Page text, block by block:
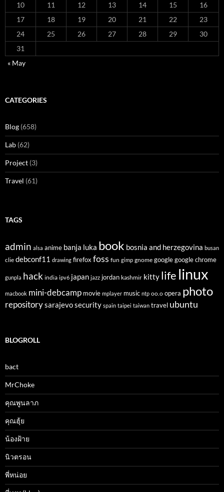
10
11 12 13 14 15
16
17
18 19 20 21 22
23
24
25 26 27 28 29
30
31
« May
CATEGORIES
Blog (658)
Lab (62)
Project (3)
Travel (61)
TAGS
admin alsa anime banja luka book bosnia and herzegovina busan
clie debconf11 drawing firefoxfoss fun gimp gnome google google chrome
gunpla hack india ipv6 japan jazz jordan kashmir kitty life linux
macbook mini-debcamp movie mplayer music ntp oo.o opera photo
repositorysarajevosecurity spain taipei taiwan travel ubuntu
BLOGROLL
bact
MrChoke
คุณพูนลาภ
คุณฮุ้ย
น้องฝ้าย
นิวตรอน
พี่หน่อย